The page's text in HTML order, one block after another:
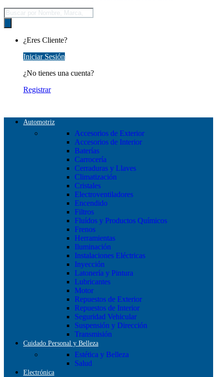
Búsqueda
de
productos
¿Eres Cliente?
Iniciar Sesión
¿No tienes una cuenta?
Registrar
Automotriz
Accesorios de Exterior
Accesorios de Interior
Baterías
Carrocería
Cerraduras y Llaves
Climatización
Cristales
Electroventiladores
Encendido
Filtros
Fluídos y Productos Químicos
Frenos
Herramientas
Iluminación
Instalaciones Eléctricas
Inyección
Latonería y Pintura
Lubricantes
Motor
Repuestos de Exterior
Repuestos de Interior
Seguridad Vehicular
Suspensión y Dirección
Transmisión
Cuidado Personal y Belleza
Estética y Belleza
Salud
Electrónica